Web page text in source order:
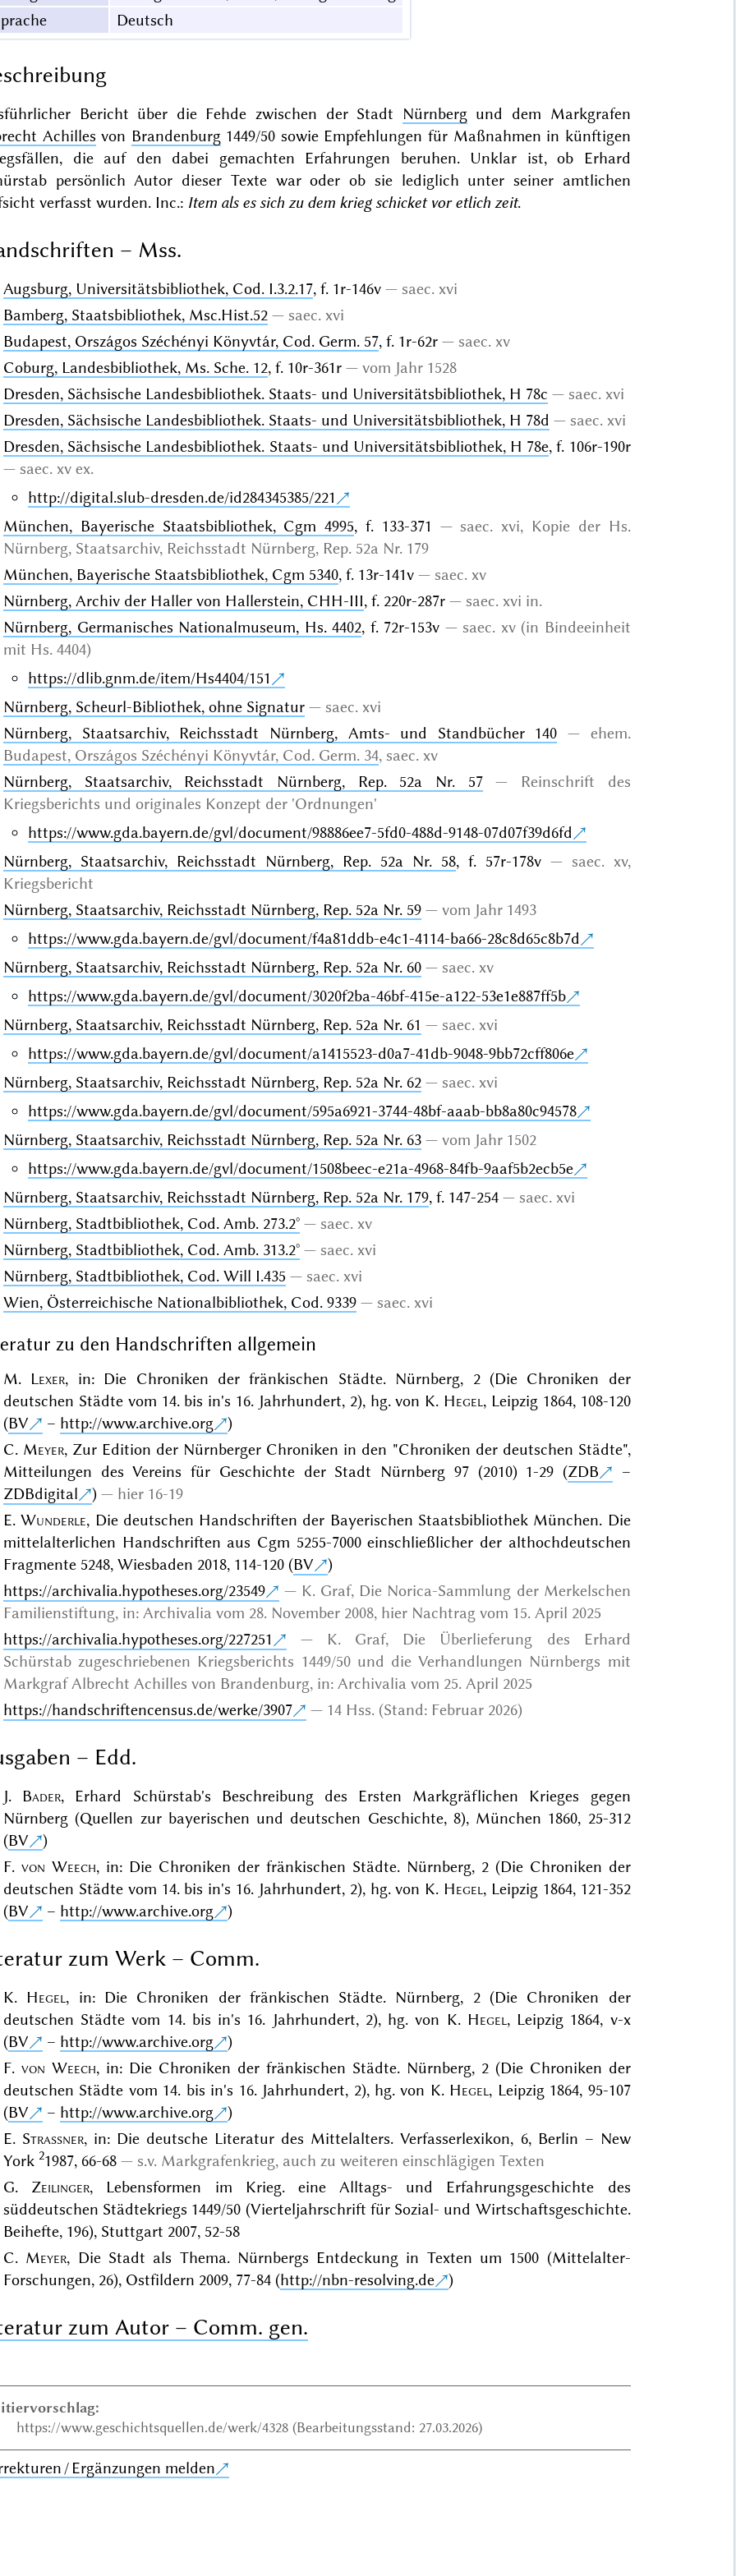
Deutsch
Bericht über die Fehde zwischen der Stadt Nürnberg und dem Markgrafen
Achilles von Brandenburg 1449/50 sowie Empfehlungen für Maßnahmen in künftigen
die auf den dabei gemachten Erfahrungen beruhen. Unklar ist, ob Erhard
persönlich Autor dieser Texte war oder ob sie lediglich unter seiner amtlichen
verfasst wurden. Inc.: Item als es sich zu dem krieg schicket vor etlich zeit.
– Mss.
Augsburg, Universitätsbibliothek, Cod. I.3.2.17, f. 1r-146v
saec. xvi
Bamberg, Staatsbibliothek, Msc.Hist.52
saec. xvi
Budapest, Országos Széchényi Könyvtár, Cod. Germ. 57, f. 1r-62r
saec. xv
Coburg, Landesbibliothek, Ms. Sche. 12, f. 10r-361r
vom Jahr 1528
Dresden, Sächsische Landesbibliothek. Staats- und Universitätsbibliothek, H 78c
saec. xvi
Dresden, Sächsische Landesbibliothek. Staats- und Universitätsbibliothek, H 78d
saec. xvi
Dresden, Sächsische Landesbibliothek. Staats- und Universitätsbibliothek, H 78e, f. 106r-190r
saec. xv ex.
http://digital.slub-dresden.de/id284345385/221
München, Bayerische Staatsbibliothek, Cgm 4995, f. 133-371
saec. xvi, Kopie der Hs.
Nürnberg, Staatsarchiv, Reichsstadt Nürnberg, Rep. 52a Nr. 179
München, Bayerische Staatsbibliothek, Cgm 5340, f. 13r-141v
saec. xv
Nürnberg, Archiv der Haller von Hallerstein, CHH-III, f. 220r-287r
saec. xvi in.
Nürnberg, Germanisches Nationalmuseum, Hs. 4402, f. 72r-153v
saec. xv (in Bindeeinheit
mit Hs. 4404)
https://dlib.gnm.de/item/Hs4404/151
Nürnberg, Scheurl-Bibliothek, ohne Signatur
saec. xvi
Nürnberg, Staatsarchiv, Reichsstadt Nürnberg, Amts- und Standbücher 140
ehem.
Budapest, Országos Széchényi Könyvtár, Cod. Germ. 34, saec. xv
Nürnberg, Staatsarchiv, Reichsstadt Nürnberg, Rep. 52a Nr. 57
Reinschrift des
Kriegsberichts und originales Konzept der 'Ordnungen'
https://www.gda.bayern.de/gvl/document/98886ee7-5fd0-488d-9148-07d07f39d6fd
Nürnberg, Staatsarchiv, Reichsstadt Nürnberg, Rep. 52a Nr. 58, f. 57r-178v
saec. xv,
Kriegsbericht
Nürnberg, Staatsarchiv, Reichsstadt Nürnberg, Rep. 52a Nr. 59
vom Jahr 1493
https://www.gda.bayern.de/gvl/document/f4a81ddb-e4c1-4114-ba66-28c8d65c8b7d
Nürnberg, Staatsarchiv, Reichsstadt Nürnberg, Rep. 52a Nr. 60
saec. xv
https://www.gda.bayern.de/gvl/document/3020f2ba-46bf-415e-a122-53e1e887ff5b
Nürnberg, Staatsarchiv, Reichsstadt Nürnberg, Rep. 52a Nr. 61
saec. xvi
https://www.gda.bayern.de/gvl/document/a1415523-d0a7-41db-9048-9bb72cff806e
Nürnberg, Staatsarchiv, Reichsstadt Nürnberg, Rep. 52a Nr. 62
saec. xvi
https://www.gda.bayern.de/gvl/document/595a6921-3744-48bf-aaab-bb8a80c94578
Nürnberg, Staatsarchiv, Reichsstadt Nürnberg, Rep. 52a Nr. 63
vom Jahr 1502
https://www.gda.bayern.de/gvl/document/1508beec-e21a-4968-84fb-9aaf5b2ecb5e
Nürnberg, Staatsarchiv, Reichsstadt Nürnberg, Rep. 52a Nr. 179, f. 147-254
saec. xvi
Nürnberg, Stadtbibliothek, Cod. Amb. 273.2°
saec. xv
Nürnberg, Stadtbibliothek, Cod. Amb. 313.2°
saec. xvi
Nürnberg, Stadtbibliothek, Cod. Will I.435
saec. xvi
Wien, Österreichische Nationalbibliothek, Cod. 9339
saec. xvi
zu den Handschriften allgemein
M. Lexer, in: Die Chroniken der fränkischen Städte. Nürnberg, 2 (Die Chroniken der
deutschen Städte vom 14. bis in's 16. Jahrhundert, 2), hg. von K. Hegel, Leipzig 1864, 108-120
(BV – http://www.archive.org
)
C. Meyer, Zur Edition der Nürnberger Chroniken in den "Chroniken der deutschen Städte",
Mitteilungen des Vereins für Geschichte der Stadt Nürnberg 97 (2010) 1-29 (ZDB
–
ZDBdigital
)
hier 16-19
E.Wunderle, Die deutschen Handschriften der Bayerischen Staatsbibliothek München. Die
mittelalterlichen Handschriften aus Cgm 5255-7000 einschließlicher der althochdeutschen
Fragmente 5248, Wiesbaden 2018, 114-120 (BV
)
https://archivalia.hypotheses.org/23549
K. Graf, Die Norica-Sammlung der Merkelschen
Familienstiftung, in: Archivalia vom 28. November 2008, hier Nachtrag vom 15. April 2025
https://archivalia.hypotheses.org/227251
K. Graf, Die Überlieferung des Erhard
Schürstab zugeschriebenen Kriegsberichts 1449/50 und die Verhandlungen Nürnbergs mit
Markgraf Albrecht Achilles von Brandenburg, in: Archivalia vom 25. April 2025
https://handschriftencensus.de/werke/3907
14 Hss. (Stand: Februar 2026)
– Edd.
J. Bader, Erhard Schürstab's Beschreibung des Ersten Markgräflichen Krieges gegen
Nürnberg (Quellen zur bayerischen und deutschen Geschichte, 8), München 1860, 25-312
(BV
)
F. von Weech, in: Die Chroniken der fränkischen Städte. Nürnberg, 2 (Die Chroniken der
deutschen Städte vom 14. bis in's 16. Jahrhundert, 2), hg. von K. Hegel, Leipzig 1864, 121-352
(BV – http://www.archive.org )
zum Werk – Comm.
K. Hegel, in: Die Chroniken der fränkischen Städte. Nürnberg, 2 (Die Chroniken der
deutschen Städte vom 14. bis in's 16. Jahrhundert, 2), hg. von K. Hegel, Leipzig 1864, v-x
(BV – http://www.archive.org
)
F. von Weech, in: Die Chroniken der fränkischen Städte. Nürnberg, 2 (Die Chroniken der
deutschen Städte vom 14. bis in's 16. Jahrhundert, 2), hg. von K. Hegel, Leipzig 1864, 95-107
(BV – http://www.archive.org
)
E. Strassner, in: Die deutsche Literatur des Mittelalters. Verfasserlexikon, 6, Berlin – New
York 21987, 66-68
s.v. Markgrafenkrieg, auch zu weiteren einschlägigen Texten
G. Zeilinger, Lebensformen im Krieg. eine Alltags- und Erfahrungsgeschichte des
süddeutschen Städtekriegs 1449/50 (Vierteljahrschrift für Sozial- und Wirtschaftsgeschichte.
Beihefte, 196), Stuttgart 2007, 52-58
C. Meyer, Die Stadt als Thema. Nürnbergs Entdeckung in Texten um 1500 (Mittelalter-
Forschungen, 26), Ostfildern 2009, 77-84 (http://nbn-resolving.de )
zum Autor – Comm. gen.
https://www.geschichtsquellen.de/werk/4328 (Bearbeitungsstand: 27.03.2026)
/ Ergänzungen melden